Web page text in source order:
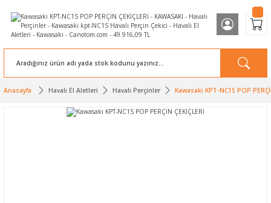
Anasayfa Havalı El Aletleri Havalı Perçinler Kawasaki KPT-NC1S POP